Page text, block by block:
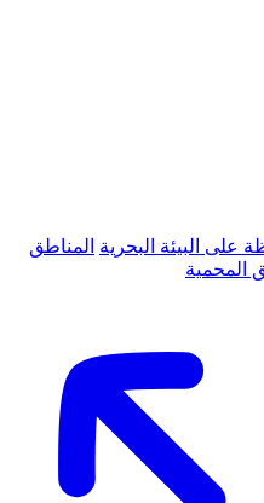
على البيئة البحرية المناطق
المحمية